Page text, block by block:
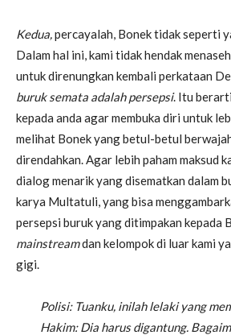
Kedua, percayalah, Bonek tidak seperti
Dalam hal ini, kami tidak hendak
untuk direnungkan kembali perkataan
buruk semata adalah persepsi. Itu
kepada anda agar membuka diri untuk
melihat Bonek yang betul-betul
direndahkan. Agar lebih paham maksud
dialog menarik yang disematkan dalam
karya Multatuli, yang bisa
persepsi buruk yang ditimpakan kepada
mainstreamdan kelompok di luar kami
gigi.
Polisi: Tuanku, inilah lelaki yang
Hakim: Dia harus digantung.